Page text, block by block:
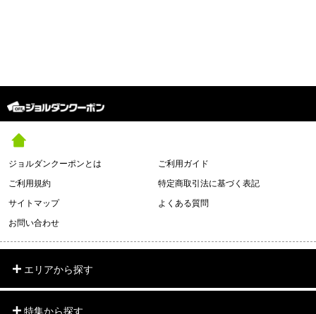
ジョルダンクーポンとは
ご利用ガイド
ご利用規約
特定商取引法に基づく表記
サイトマップ
よくある質問
お問い合わせ
エリアから探す
特集から探す